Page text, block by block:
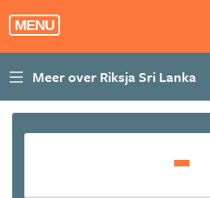
MENU
-